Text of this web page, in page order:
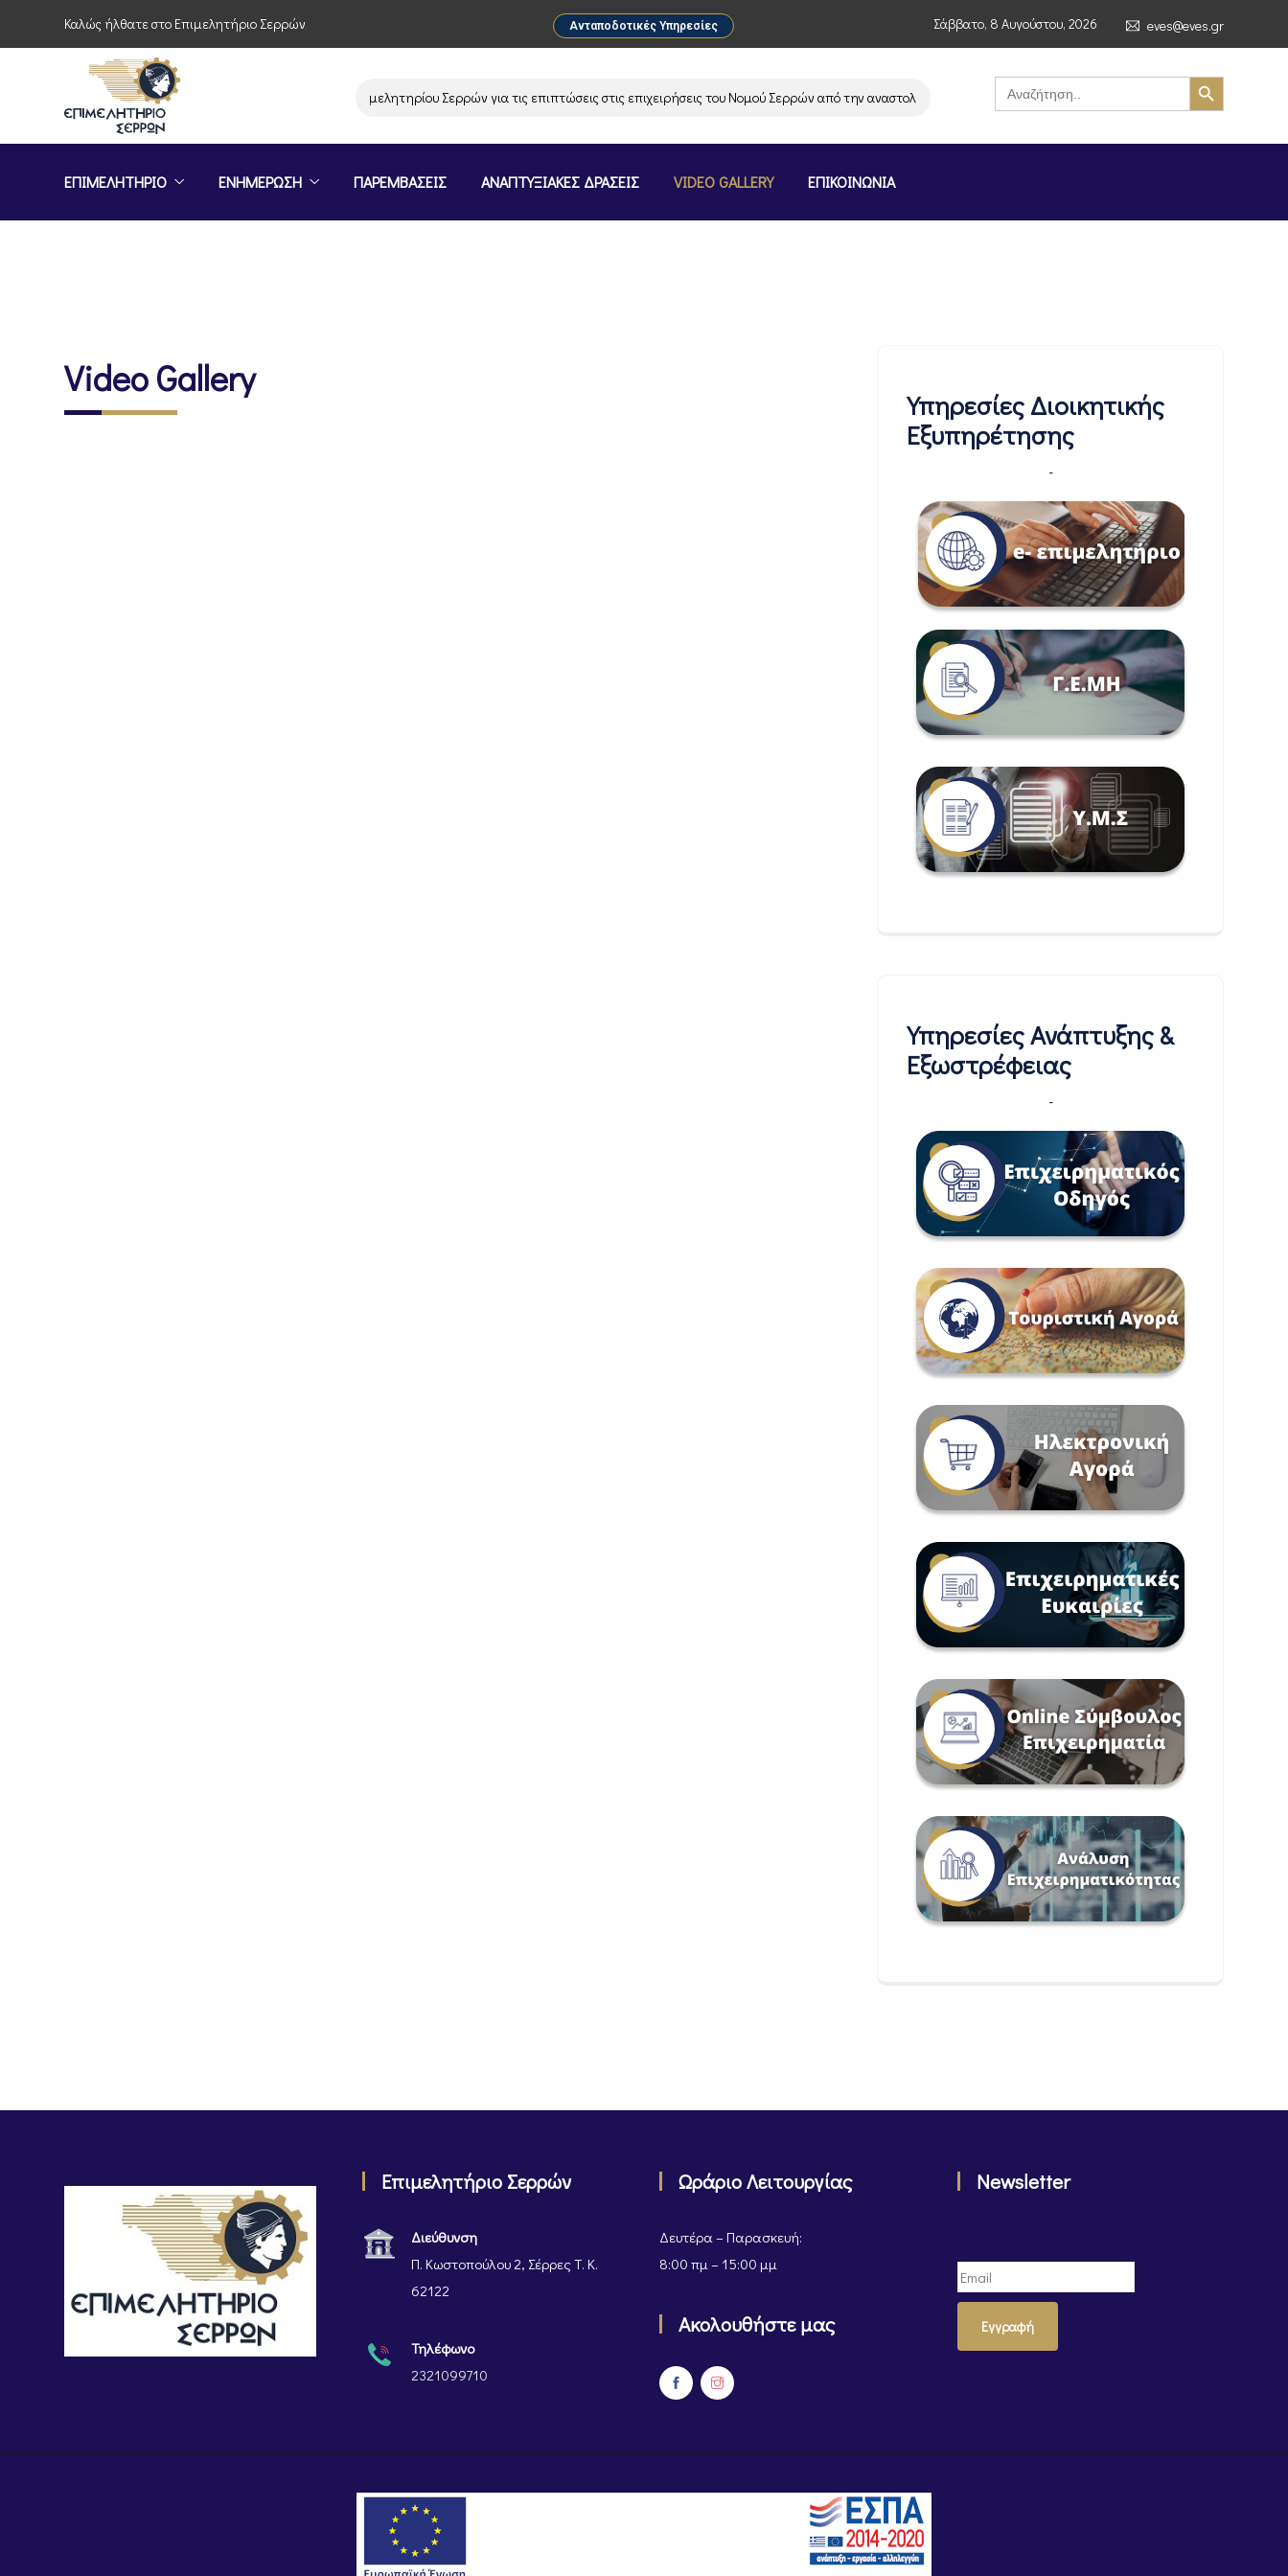
Καλώς ήλθατε στο Επιμελητήριο Σερρών Ανταποδοτικές Υπηρεσίες Σάββατο, 8 Αυγούστου, 2026 eves@eves.gr
Παρέμβαση του Επιμελητηρίου Σερρών για τις επιπτώσεις στις επιχειρήσεις του Νομού Σερρών από την αναστολή λειτουργίας της αλυσίδας σούπερ μάρκετ MERE στην Ελλάδα –
Search
for:
Search Button
ΕΠΙΜΕΛΗΤΗΡΙΟ ΕΝΗΜΕΡΩΣΗ ΠΑΡΕΜΒΑΣΕΙΣ ΑΝΑΠΤΥΞΙΑΚΕΣ ΔΡΑΣΕΙΣ VIDEO GALLERY ΕΠΙΚΟΙΝΩΝΙΑ
Video Gallery
Υπηρεσίες Διοικητικής
Εξυπηρέτησης
-
Υπηρεσίες Ανάπτυξης &
Εξωστρέφειας
-
Επιμελητήριο Σερρών
Διεύθυνση
Π. Κωστοπούλου 2, Σέρρες Τ. Κ.
62122
Τηλέφωνο
2321099710
Ωράριο Λειτουργίας
Δευτέρα – Παρασκευή:
8:00 πμ – 15:00 μμ
Ακολουθήστε μας
Newsletter
Εγγραφή